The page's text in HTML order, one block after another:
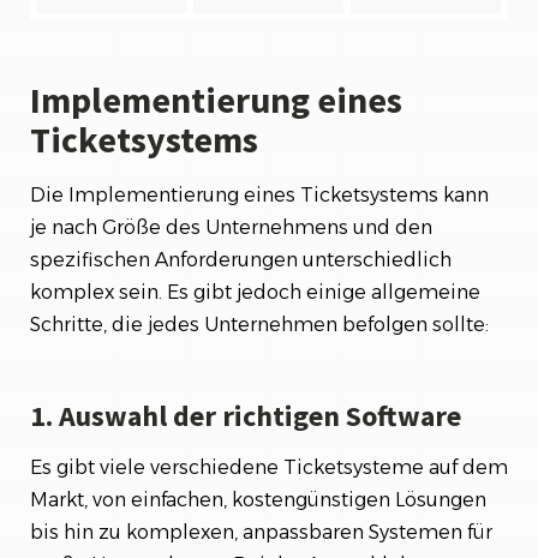
Implementierung eines
Ticketsystems
Die Implementierung eines Ticketsystems kann
je nach Größe des Unternehmens und den
spezifischen Anforderungen unterschiedlich
komplex sein. Es gibt jedoch einige allgemeine
Schritte, die jedes Unternehmen befolgen sollte:
1. Auswahl der richtigen Software
Es gibt viele verschiedene Ticketsysteme auf dem
Markt, von einfachen, kostengünstigen Lösungen
bis hin zu komplexen, anpassbaren Systemen für